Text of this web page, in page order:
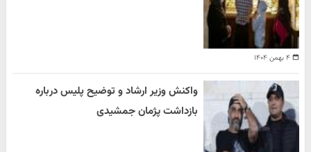
۴ بهمن ۱۴۰۴
واکنش وزیر ارشاد و توضیح پلیس درباره
بازداشت پژمان جمشیدی